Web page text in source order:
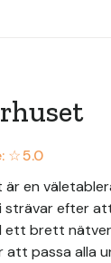
☆5.0
är en
strävar efter
ett brett
att passa alla